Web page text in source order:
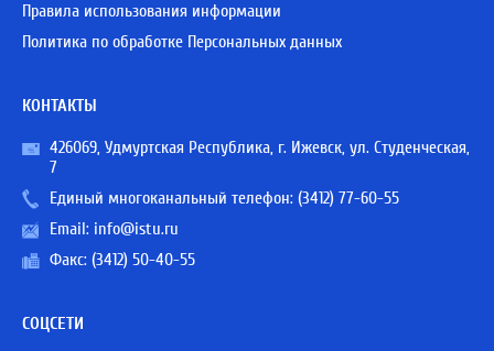
Правила использования информации
Политика по обработке Персональных данных
КОНТАКТЫ
426069, Удмуртская Республика, г. Ижевск, ул. Студенческая,
7
Единый многоканальный телефон: (3412) 77-60-55
Email: info@istu.ru
Факс: (3412) 50-40-55
СОЦСЕТИ